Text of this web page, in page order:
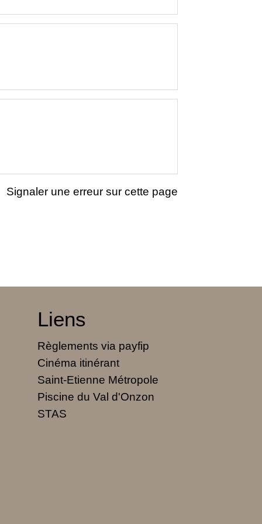
Signaler une erreur sur cette page
Liens
Règlements via payfip
Cinéma itinérant
Saint-Etienne Métropole
Piscine du Val d'Onzon
STAS